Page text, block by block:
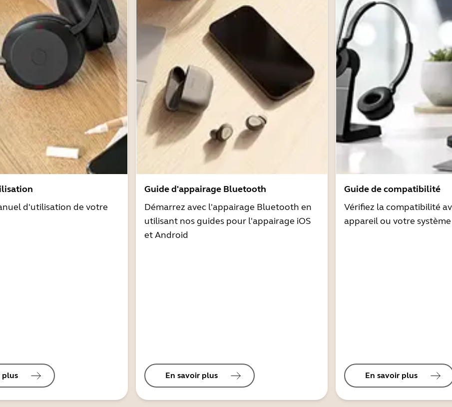
d'utilisation de votre
plus
Guide d'appairage Bluetooth
Démarrez avec l'appairage Bluetooth en
utilisant nos guides pour l'appairage iOS
et Android
En savoir plus
Guide de compatibilité
Vérifiez la compatibilité
appareil ou votre système
En savoir plus